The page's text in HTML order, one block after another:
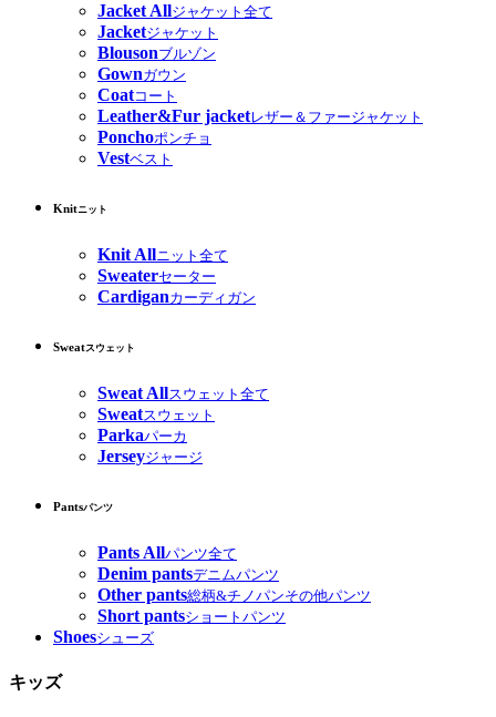
Jacket Allジャケット全て
Jacketジャケット
Blousonブルゾン
Gownガウン
Coatコート
Leather&Fur jacketレザー＆ファージャケット
Ponchoポンチョ
Vestベスト
Knitニット
Knit Allニット全て
Sweaterセーター
Cardiganカーディガン
Sweatスウェット
Sweat Allスウェット全て
Sweatスウェット
Parkaパーカ
Jerseyジャージ
Pantsパンツ
Pants Allパンツ全て
Denim pantsデニムパンツ
Other pants総柄&チノパンその他パンツ
Short pantsショートパンツ
Shoesシューズ
キッズ